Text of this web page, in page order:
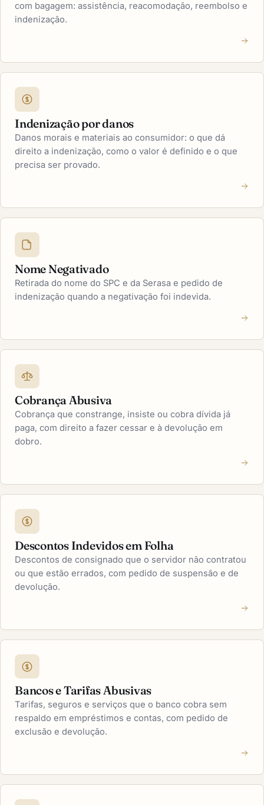
com bagagem: assistência, reacomodação, reembolso e
indenização.
Indenização por danos
Danos morais e materiais ao consumidor: o que dá
direito a indenização, como o valor é definido e o que
precisa ser provado.
Nome Negativado
Retirada do nome do SPC e da Serasa e pedido de
indenização quando a negativação foi indevida.
Cobrança Abusiva
Cobrança que constrange, insiste ou cobra dívida já
paga, com direito a fazer cessar e à devolução em
dobro.
Descontos Indevidos em Folha
Descontos de consignado que o servidor não contratou
ou que estão errados, com pedido de suspensão e de
devolução.
Bancos e Tarifas Abusivas
Tarifas, seguros e serviços que o banco cobra sem
respaldo em empréstimos e contas, com pedido de
exclusão e devolução.